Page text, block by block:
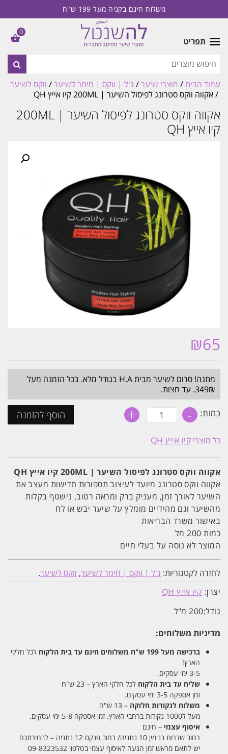
משלוח חינם בקניה מעל 199 ש"ח
תפריט
עמוד הבית/ מוצרי שיער/ ג'ל | ווקס | חימר לשיער/ ווקס לשיער
/ אקווה ווקס סטרונג לפיסול השיער | 200ML קיו אייץ QH
אקווה ווקס סטרונג לפיסול השיער | 200ML
קיו אייץ QH
₪65
מתנה! סרום לשיער מבית H.A בגודל מלא. בכל הזמנה מעל
349₪. עד חצות.
כמות: - כמות
של
סטרונג
השיער
|
200ML
קיו
אייץ
QH
+ הוסף להזמנה
כל מוצרי קיו אייץ QH
אקווה ווקס סטרונג לפיסול השיער | 200ML קיו אייץ QH
אקווה ווקס סטרונג מיועד לעיצוב תספורות חדישות מעצב את
השיער לאורך זמן, מעניק ברק ומראה רטוב, נישטף בקלות
מהשיער וגם מהידיים מומלץ על שיער יבש או לח
באישור משרד הבריאות
כמות 200 מל
המוצר לא נוסה על בעלי חיים
לחזרה לקטגוריות: ג'ל | ווקס | חימר לשיער, ווקס לשיער.
יצרן: קיו אייץ QH
גודל:200 מ"ל
מדיניות משלוחים:
ברכישה מעל 199 ש"ח משלוחים חינם עד בית הלקוח לכל חלקי
הארץ!
3-5 ימי עסקים.
שליח עד בית הלקוח לכל חלקי הארץ – 23 ש"ח
זמן אספקה 3-5 ימי עסקים.
משלוח לנקודות חלוקה – 13 ש"ח
מעל ל1000 נקודות ברחבי הארץ. זמן אספקה 5-8 ימי עסקים.
איסוף עצמי – חינם
רחוב שדרות בנימין 10 נתניה/ רחוב פנקס 12 נתניה – לבחירתכם
יש לתאם מראש זמן הגעה לאיסוף עצמי בטלפון 09-8323532
0